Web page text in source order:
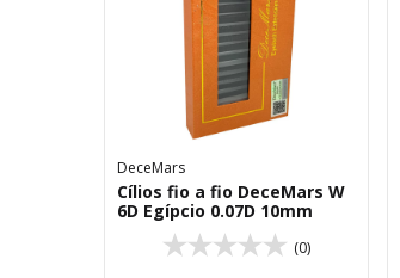
DeceMars
Cílios fio a fio DeceMars W
6D Egípcio 0.07D 10mm
(0)